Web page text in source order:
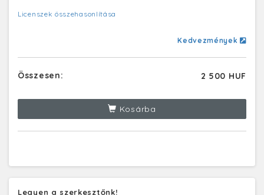
Licenszek összehasonlítása
Kedvezmények
Összesen: 2 500 HUF
Kosárba
Legyen a szerkesztőnk!